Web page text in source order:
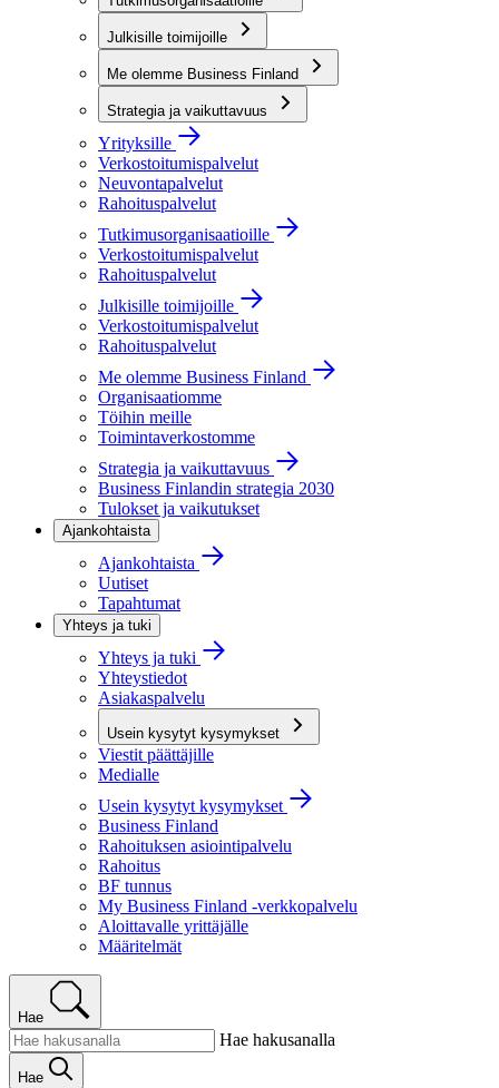
Julkisille toimijoille
Me olemme Business Finland
Strategia ja vaikuttavuus
Yrityksille
Verkostoitumispalvelut
Neuvontapalvelut
Rahoituspalvelut
Tutkimusorganisaatioille
Verkostoitumispalvelut
Rahoituspalvelut
Julkisille toimijoille
Verkostoitumispalvelut
Rahoituspalvelut
Me olemme Business Finland
Organisaatiomme
Töihin meille
Toimintaverkostomme
Strategia ja vaikuttavuus
Business Finlandin strategia 2030
Tulokset ja vaikutukset
Ajankohtaista
Ajankohtaista
Uutiset
Tapahtumat
Yhteys ja tuki
Yhteys ja tuki
Yhteystiedot
Asiakaspalvelu
Usein kysytyt kysymykset
Viestit päättäjille
Medialle
Usein kysytyt kysymykset
Business Finland
Rahoituksen asiointipalvelu
Rahoitus
BF tunnus
My Business Finland -verkkopalvelu
Aloittavalle yrittäjälle
Määritelmät
Hae
Hae hakusanalla
Hae